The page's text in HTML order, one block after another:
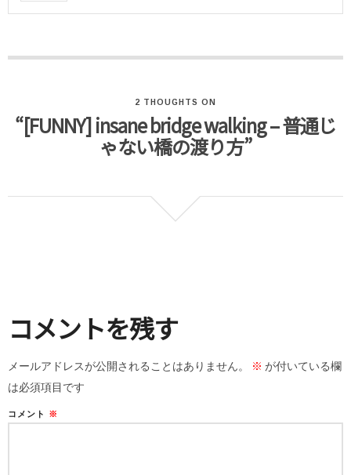
2 THOUGHTS ON
“[FUNNY] insane bridge walking – 普通じ
ゃない橋の渡り方”
コメントを残す
メールアドレスが公開されることはありません。 ※ が付いている欄
は必須項目です
コメント ※